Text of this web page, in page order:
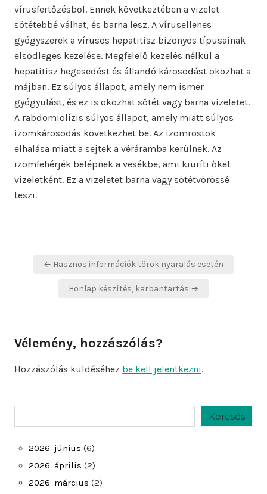
vírusfertőzésből. Ennek következtében a vizelet
sötétebbé válhat, és barna lesz. A vírusellenes
gyógyszerek a vírusos hepatitisz bizonyos típusainak
elsődleges kezelése. Megfelelő kezelés nélkül a
hepatitisz hegesedést és állandó károsodást okozhat a
májban. Ez súlyos állapot, amely nem ismer
gyógyulást, és ez is okozhat sötét vagy barna vizeletet.
A rabdomiolízis súlyos állapot, amely miatt súlyos
izomkárosodás következhet be. Az izomrostok
elhalása miatt a sejtek a véráramba kerülnek. Az
izomfehérjék belépnek a vesékbe, ami kiüríti őket
vizeletként. Ez a vizeletet barna vagy sötétvörössé
teszi.
Bejegyzés
← Hasznos információk török nyaralás esetén
Honlap készítés, karbantartás →
Vélemény, hozzászólás?
Hozzászólás küldéséhez be kell jelentkezni.
Keresés
2026. június (6)
2026. április (2)
2026. március (2)